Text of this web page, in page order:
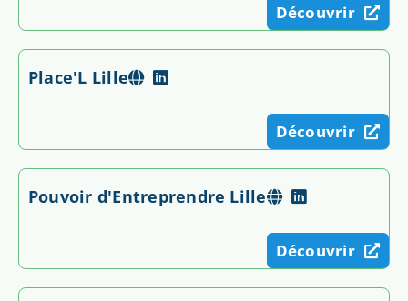
Découvrir
Place'L Lille
Découvrir
Pouvoir d'Entreprendre Lille
Découvrir